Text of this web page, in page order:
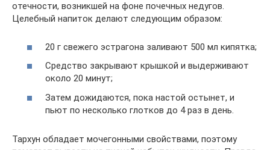
отечности, возникшей на фоне почечных недугов.
Целебный напиток делают следующим образом:
20 г свежего эстрагона заливают 500 мл кипятка;
Средство закрывают крышкой и выдерживают
около 20 минут;
Затем дожидаются, пока настой остынет, и
пьют по несколько глотков до 4 раз в день.
Тархун обладает мочегонными свойствами, поэтому